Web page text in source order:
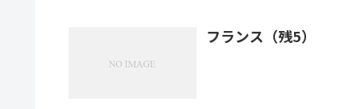
フランス（残5）